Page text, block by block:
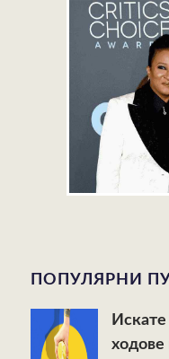
ПОПУЛЯРНИ
ходове